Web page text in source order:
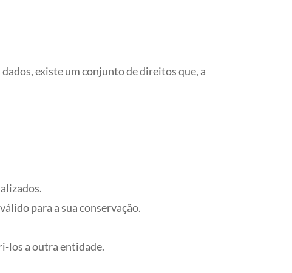
existe um conjunto de direitos que, a
para a sua conservação.
los a outra entidade.